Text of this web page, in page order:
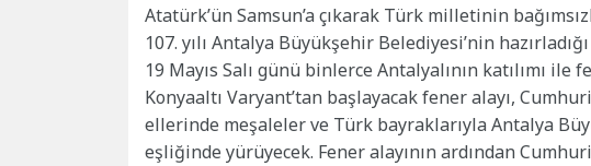
Atatürk’ün Samsun’a çıkarak Türk milletinin
107. yılı Antalya Büyükşehir Belediyesi’nin
19 Mayıs Salı günü binlerce Antalyalının katılımı ile
Konyaaltı Varyant’tan başlayacak fener alayı,
ellerinde meşaleler ve Türk bayraklarıyla Antalya
eşliğinde yürüyecek. Fener alayının ardından